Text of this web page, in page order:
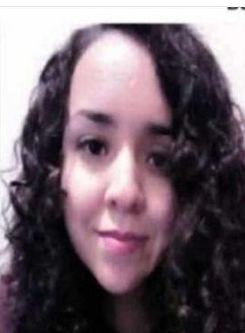
email